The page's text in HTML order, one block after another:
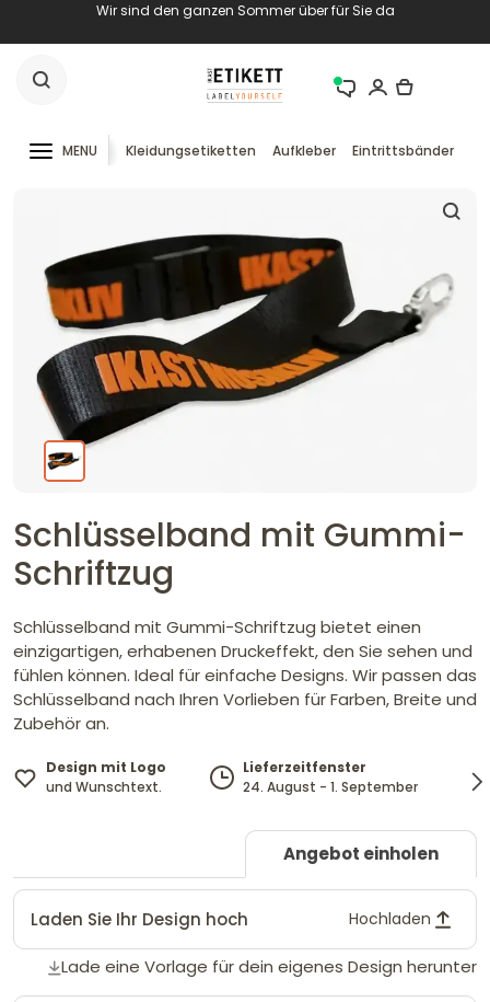
Wir sind den ganzen Sommer über für Sie da
MENU Kleidungsetiketten Aufkleber Eintrittsbänder
Schlüsselband mit Gummi-
Schriftzug
Schlüsselband mit Gummi-Schriftzug bietet einen
einzigartigen, erhabenen Druckeffekt, den Sie sehen und
fühlen können. Ideal für einfache Designs. Wir passen das
Schlüsselband nach Ihren Vorlieben für Farben, Breite und
Zubehör an.
Design mit Logo
und Wunschtext.
Lieferzeitfenster
24. August - 1. September
Angebot einholen
Laden Sie Ihr Design hoch Hochladen
Lade eine Vorlage für dein eigenes Design herunter